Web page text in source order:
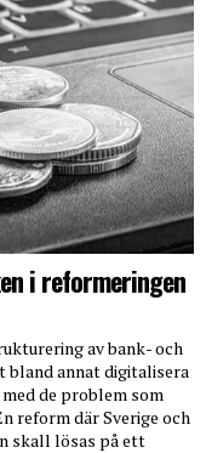
i reformeringen
av bank- och
bland annat digitalisera
de problem som
reform där Sverige och
skall lösas på ett